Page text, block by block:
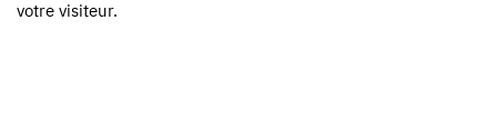
votre visiteur.